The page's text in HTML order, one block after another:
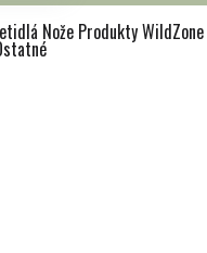
Nože Produkty WildZone